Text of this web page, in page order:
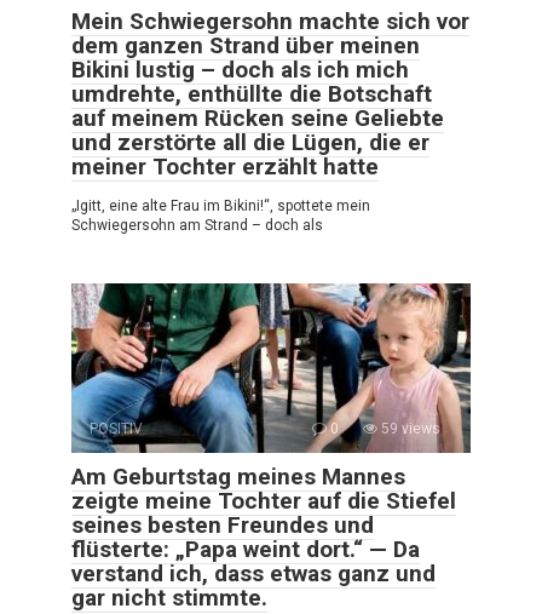
Mein Schwiegersohn machte sich vor
dem ganzen Strand über meinen
Bikini lustig – doch als ich mich
umdrehte, enthüllte die Botschaft
auf meinem Rücken seine Geliebte
und zerstörte all die Lügen, die er
meiner Tochter erzählt hatte
„Igitt, eine alte Frau im Bikini!“, spottete mein
Schwiegersohn am Strand – doch als
POSITIV 0 59 views
Am Geburtstag meines Mannes
zeigte meine Tochter auf die Stiefel
seines besten Freundes und
flüsterte: „Papa weint dort.“ — Da
verstand ich, dass etwas ganz und
gar nicht stimmte.